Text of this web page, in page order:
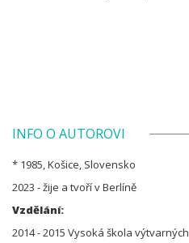
INFO O AUTOROVI
* 1985, Košice, Slovensko
2023 - žije a tvoří v Berlíně
Vzdělání:
2014 - 2015 Vysoká škola